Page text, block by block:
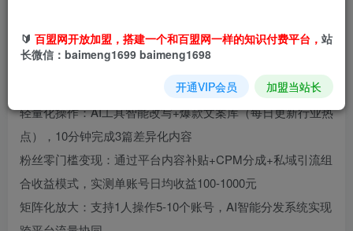
【零基础AI矩阵玩法】无需剪辑经验，3步打造原创爆款矩阵
轻量化操作：AI工具智能改写+爆款文案库（每日更新行业热
点），10分钟完成3篇差异化内容
粉丝零门槛变现：通过平台内容补贴+CPM分成+私域引流组
合收益模式，实测单账号日均收益100-1000元
矩阵化放大：支持1人操作5-10个账号，AI智能分发系统实现
🔰 百盟网开放加盟，搭建一个和百盟网一样的知识付费平台， 站
长微信：baimeng1699 baimeng1698
开通VIP会员 加盟当站长